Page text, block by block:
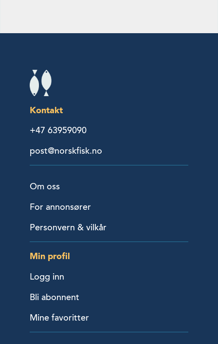
Kontakt
+47 63959090
post@norskfisk.no
Om oss
For annonsører
Personvern & vilkår
Min profil
Logg inn
Bli abonnent
Mine favoritter